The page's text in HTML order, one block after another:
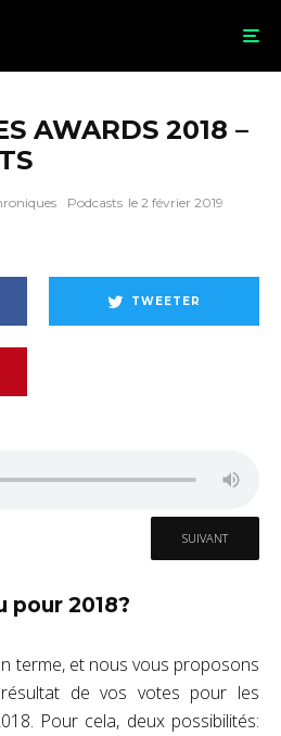
AWARDS 2018 –
Podcasts le 2 février 2019
TWEETER
SUIVANT
pour 2018?
terme, et nous vous proposons
de vos votes pour les
Pour cela, deux possibilités: